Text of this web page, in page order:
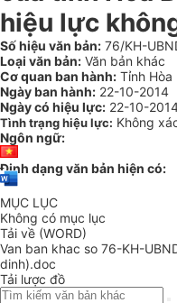
hiệu lực
Số hiệu văn bản: 76/KH-
Loại văn bản: Văn bản khác
Cơ quan ban hành: Tỉnh Hòa
Ngày ban hành: 22-10-2014
Ngày có hiệu lực: 22-10-
Tình trạng hiệu lực: Không
Ngôn ngữ:
Định dạng văn bản hiện có:
MỤC LỤC
Không có mục lục
Tải về (WORD)
Van ban khac so 76-KH-
dinh).doc
Tải lược đồ